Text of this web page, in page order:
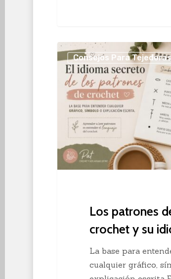
Los
patrones
de
crochet
idioma
Consejos Para Tejedoras
Los patrones
crochet y su
La base para
cualquier gráfico,